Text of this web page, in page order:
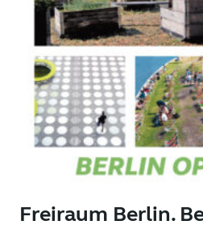
Freiraum Berlin.